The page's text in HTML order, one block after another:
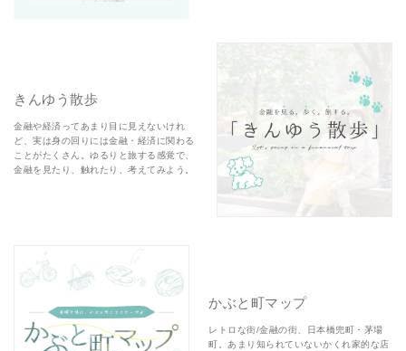
きんゆう散歩
金融や経済ってあまり目に見えないけれ
ど、実は身の回りには金融・経済に関わる
ことがたくさん。ゆるりと旅する感覚で、
金融を見たり、触れたり、考えてみよう。
かぶと町マップ
レトロな街/金融の街、日本橋兜町・茅場
町。あまり知られていないかくれ家的な店